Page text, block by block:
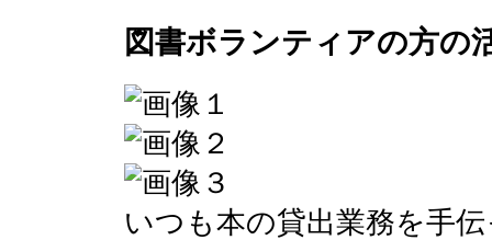
図書ボランティアの方の
いつも本の貸出業務を手